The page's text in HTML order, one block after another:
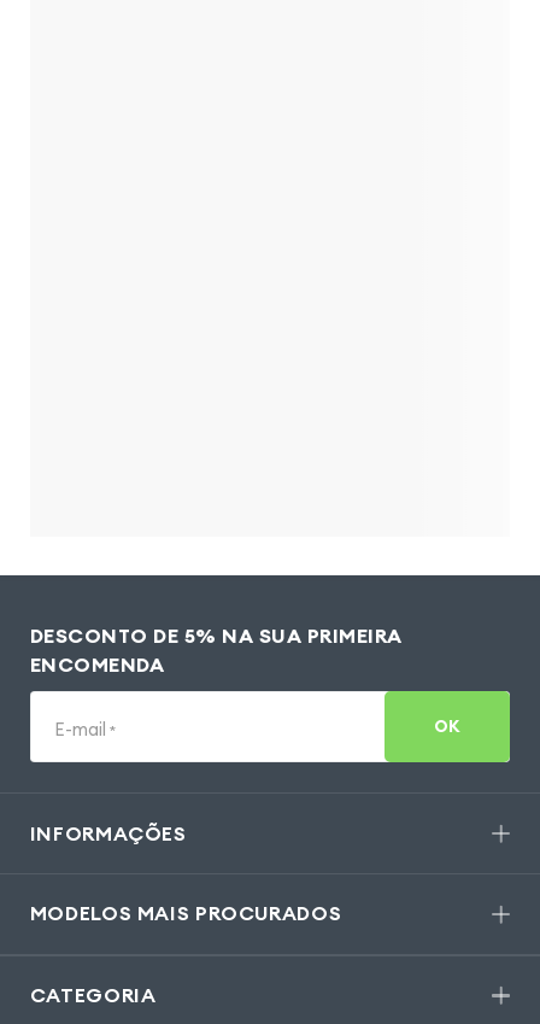
DESCONTO DE 5% NA SUA PRIMEIRA
ENCOMENDA
E-mail * OK
INFORMAÇÕES
MODELOS MAIS PROCURADOS
CATEGORIA